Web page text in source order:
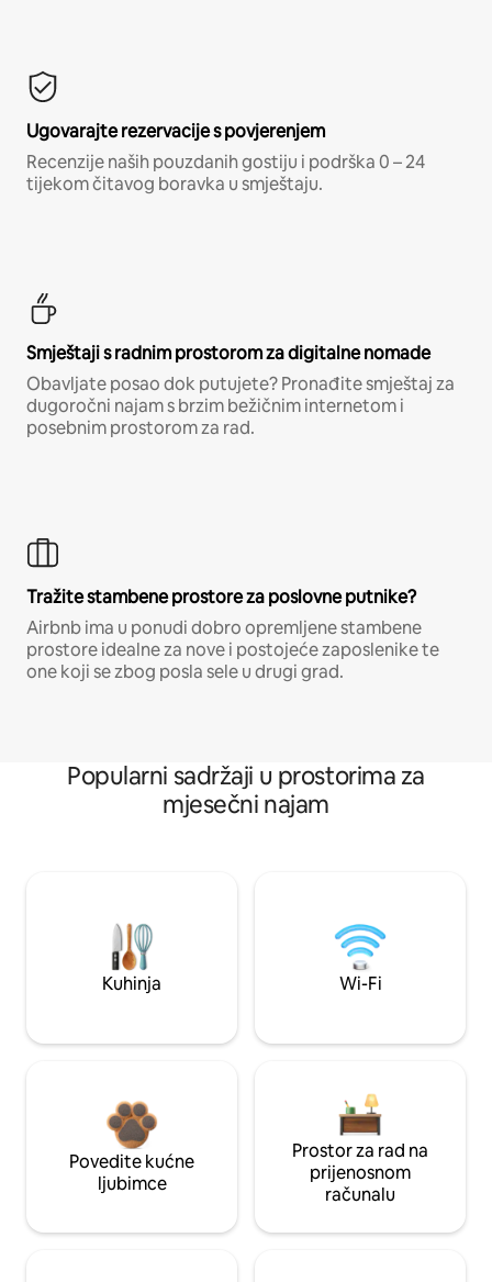
Ugovarajte rezervacije s povjerenjem
Recenzije naših pouzdanih gostiju i podrška 0 – 24
tijekom čitavog boravka u smještaju.
Smještaji s radnim prostorom za digitalne nomade
Obavljate posao dok putujete? Pronađite smještaj za
dugoročni najam s brzim bežičnim internetom i
posebnim prostorom za rad.
Tražite stambene prostore za poslovne putnike?
Airbnb ima u ponudi dobro opremljene stambene
prostore idealne za nove i postojeće zaposlenike te
one koji se zbog posla sele u drugi grad.
Popularni sadržaji u prostorima za
mjesečni najam
Kuhinja Wi-Fi
Povedite kućne
ljubimce
Prostor za rad na
prijenosnom
računalu